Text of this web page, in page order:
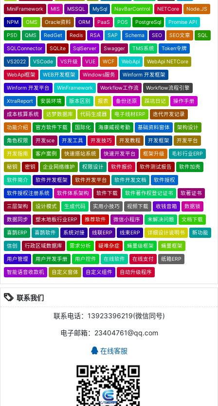
MiniFramework MIS MSSQL MySql NavBarControl NETCore Node.JS
NPM OMS Oracle资料 ORM PaaS POS PostgreSql Promise API
PSD QMS RedGet Redis RSA SAP Schema SEO SEO文章 SQL
SQLConnector SQLite SqlServer Swagger TMS系统 Token令牌
VS2022 VSCode VS升级 VUE WCF WebApi WebApi NETCore
WebApi框架 WEB开发框架 Windows服务 Winform 开发框架
Winform 开发平台 WinFramework Workflow工作流 Workflow流程引擎
XtraReport 安装环境 版本区别 报表 备份还原 踩坑日记 操作手册
成本核算系统 达梦数据库 代码生成器 电子线材ERP 迭代开发记录
功能介绍 官方软件下载 国际化 海康威视考勤 基础资料窗体 架构设计
角色权限 开发sce 开发工具 开发技巧 开发教程 开发框架 开发平台
开发指南 客户案例 快速搭站系统 快速开发平台 框架升级 毛衫行业ERP
秘钥 密钥 企业网络维护 权限设计 软件报价 软件测试报告 软件加壳
软件简介 软件开发框架 软件开发平台 软件开发文档 软件授权
软件授权注册系统 软件体系架构 软件下载 软件著作权登记证书 软著证书
三层架构 设计模式 生成代码 实用小技巧 视频下载 收钱音箱 数据锁
数据同步 塑木地板行业ERP 推荐软件 微信小程序 未解决问题 文档下载
喜鹊ERP 喜鹊软件 系统对接 线联ERP 线束ERP 详细设计说明书 新功能
信创 行政区域数据库 需求分析 疑难杂症 蝇量级框架 蝇量框架
用户管理 用户开发手册 用户控件 在线软件 在线支付 纸箱ERP
智能语音收款机 自定义窗体 自定义组件 自动升级程序
联系我们
联系电话：13923396219(微信同号)
电子邮箱：23404761@qq.com
在线客服